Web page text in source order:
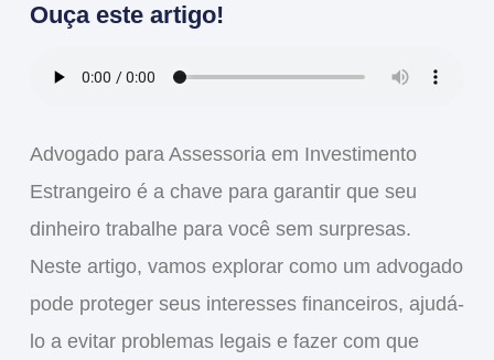
Ouça este artigo!
Advogado para Assessoria em Investimento
Estrangeiroé a chave para garantir que seu
dinheiro trabalhe para você sem surpresas.
Neste artigo, vamos explorar como um advogado
pode proteger seus interesses financeiros, ajudá-
lo a evitar problemas legaise fazer com que